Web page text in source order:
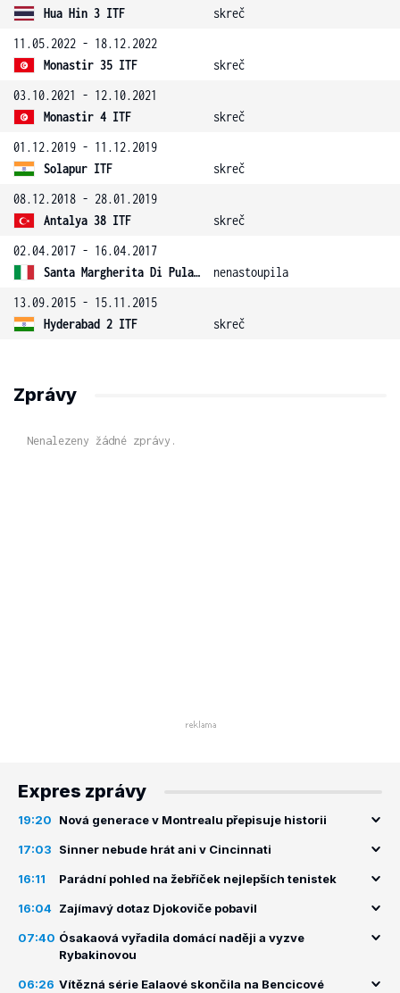
Hua Hin 3 ITF
skreč
11.05.2022 - 18.12.2022
Monastir 35 ITF
skreč
03.10.2021 - 12.10.2021
Monastir 4 ITF
skreč
01.12.2019 - 11.12.2019
Solapur ITF
skreč
08.12.2018 - 28.01.2019
Antalya 38 ITF
skreč
02.04.2017 - 16.04.2017
Santa Margherita Di Pula 3 ITF
nenastoupila
13.09.2015 - 15.11.2015
Hyderabad 2 ITF
skreč
Zprávy
Nenalezeny žádné zprávy.
Expres zprávy
19:20 Nová generace v Montrealu přepisuje historii
17:03 Sinner nebude hrát ani v Cincinnati
16:11 Parádní pohled na žebříček nejlepších tenistek
16:04 Zajímavý dotaz Djokoviče pobavil
07:40 Ósakaová vyřadila domácí naději a vyzve
Rybakinovou
06:26 Vítězná série Ealaové skončila na Bencicové